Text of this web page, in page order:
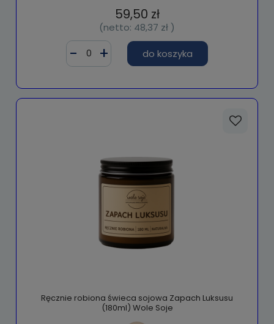
59,50 zł
(netto: 48,37 zł )
do koszyka
Ręcznie robiona świeca sojowa Zapach Luksusu
(180ml) Wole Soje